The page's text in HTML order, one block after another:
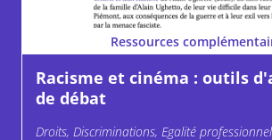
Ressources
Racisme et cinéma : outils
de débat
Droits, Discriminations, Egalité